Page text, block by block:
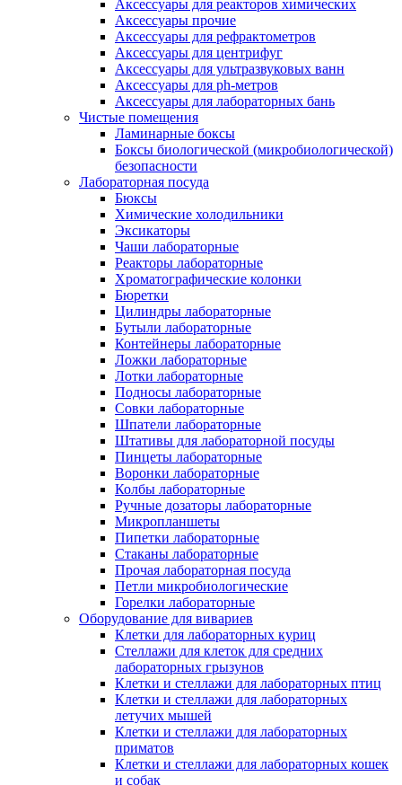
Аксессуары для реакторов химических
Аксессуары прочие
Аксессуары для рефрактометров
Аксессуары для центрифуг
Аксессуары для ультразвуковых ванн
Аксессуары для ph-метров
Аксессуары для лабораторных бань
Чистые помещения
Ламинарные боксы
Боксы биологической (микробиологической)
безопасности
Лабораторная посуда
Бюксы
Химические холодильники
Эксикаторы
Чаши лабораторные
Реакторы лабораторные
Хроматографические колонки
Бюретки
Цилиндры лабораторные
Бутыли лабораторные
Контейнеры лабораторные
Ложки лабораторные
Лотки лабораторные
Подносы лабораторные
Совки лабораторные
Шпатели лабораторные
Штативы для лабораторной посуды
Пинцеты лабораторные
Воронки лабораторные
Колбы лабораторные
Ручные дозаторы лабораторные
Микропланшеты
Пипетки лабораторные
Стаканы лабораторные
Прочая лабораторная посуда
Петли микробиологические
Горелки лабораторные
Оборудование для вивариев
Клетки для лабораторных куриц
Стеллажи для клеток для средних
лабораторных грызунов
Клетки и стеллажи для лабораторных птиц
Клетки и стеллажи для лабораторных
летучих мышей
Клетки и стеллажи для лабораторных
приматов
Клетки и стеллажи для лабораторных кошек
и собак